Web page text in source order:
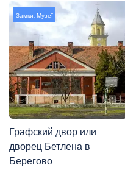
Замки, Музеї
Графский двор или
дворец Бетлена в
Берегово